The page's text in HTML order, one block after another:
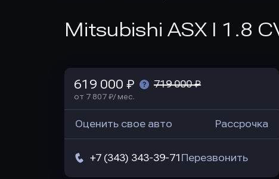
Mitsubishi ASX I 1.8
619 000 ₽ 719 000 ₽
от 7 807 ₽/ мес.
Оценить свое авто Рассрочка
+7 (343) 343-39-71 Перезвонить